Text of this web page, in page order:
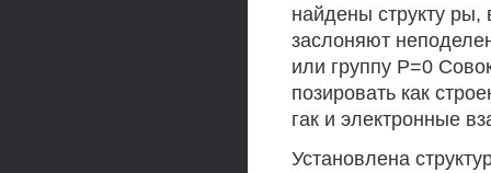
найдены структу ры,
заслоняют
или группу Р=0
позировать как
гак и электронные
Установлена